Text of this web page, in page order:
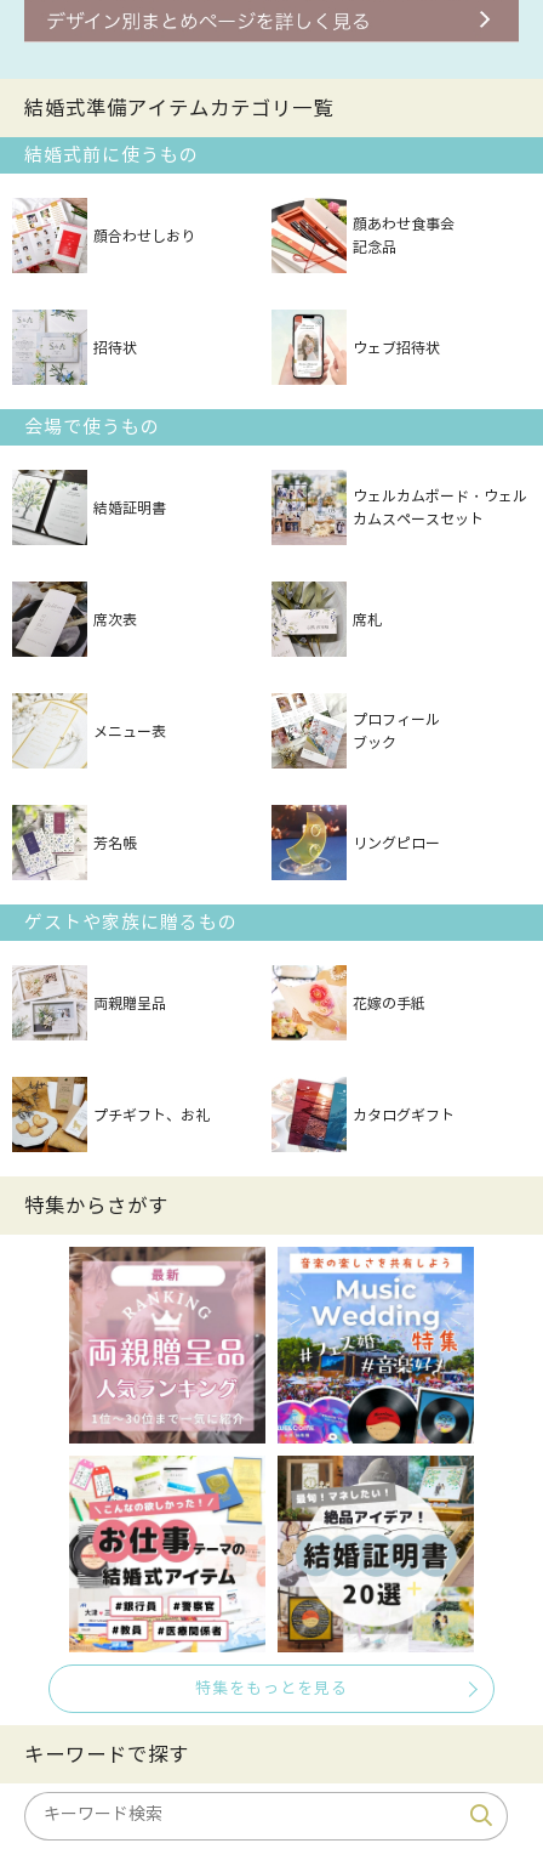
結婚式準備アイテムカテゴリ一覧
結婚式前に使うもの
顔合わせしおり
顔あわせ食事会
記念品
招待状 ウェブ招待状
会場で使うもの
結婚証明書
ウェルカムボード・ウェル
カムスペースセット
席次表 席札
メニュー表
プロフィール
ブック
芳名帳 リングピロー
ゲストや家族に贈るもの
両親贈呈品 花嫁の手紙
プチギフト、お礼 カタログギフト
特集からさがす
特集をもっとを見る
キーワードで探す